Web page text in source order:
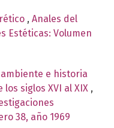
, Anales del
Estéticas: Volumen
e historia
siglos XVI al XIX ,
38, año 1969